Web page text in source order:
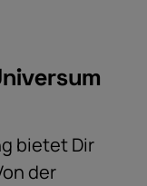
bietet Dir
der